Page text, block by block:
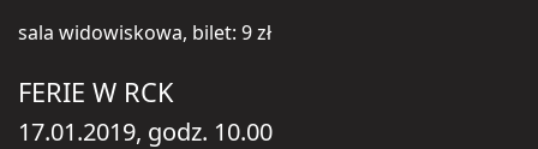
sala widowiskowa, bilet: 9 zł
FERIE W RCK
17.01.2019, godz. 10.00